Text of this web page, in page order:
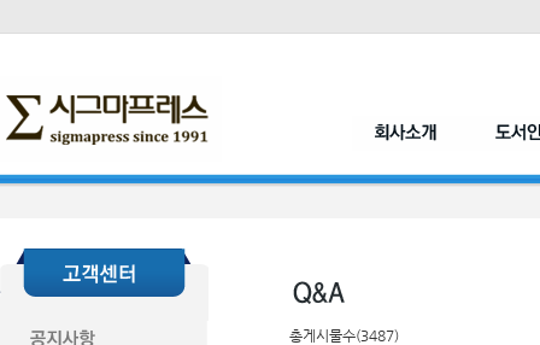
총게시물수(3487)